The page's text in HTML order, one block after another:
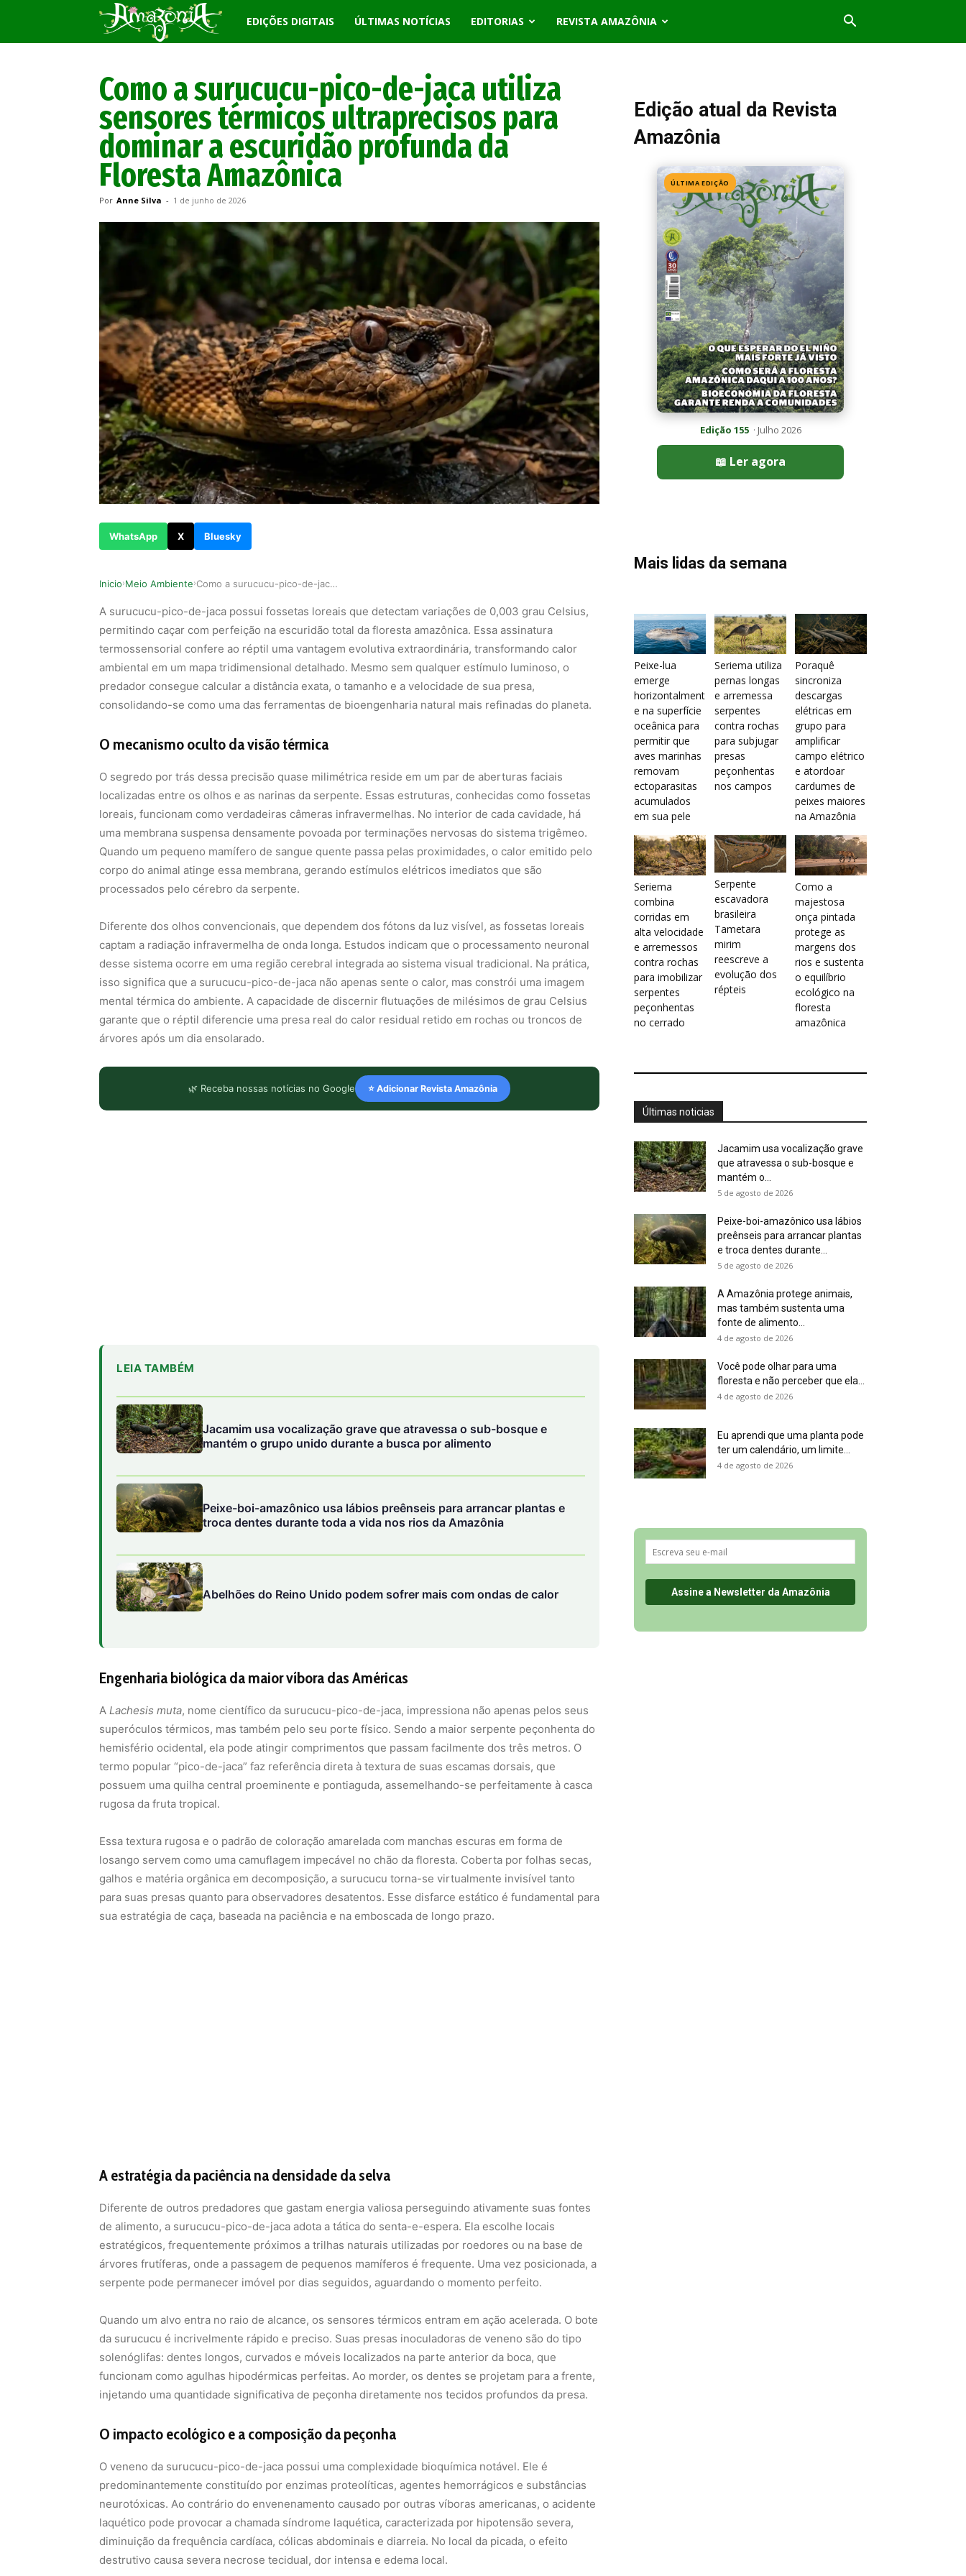
Revista
EDIÇÕES DIGITAIS ÚLTIMAS NOTÍCIAS EDITORIAS REVISTA AMAZÔNIA
Como a surucucu-pico-de-jaca utiliza
sensores térmicos ultraprecisos para
dominar a escuridão profunda da
Floresta Amazônica
Por Anne Silva - 1 de junho de 2026
WhatsApp X Bluesky
Inicio›Meio Ambiente› Como a surucucu-pico-de-jaca utiliza sensores t…
A surucucu-pico-de-jaca possui fossetas loreais que detectam variações de 0,003 grau Celsius,
permitindo caçar com perfeição na escuridão total da floresta amazônica. Essa assinatura
termossensorial confere ao réptil uma vantagem evolutiva extraordinária, transformando calor
ambiental em um mapa tridimensional detalhado. Mesmo sem qualquer estímulo luminoso, o
predador consegue calcular a distância exata, o tamanho e a velocidade de sua presa,
consolidando-se como uma das ferramentas de bioengenharia natural mais refinadas do planeta.
O mecanismo oculto da visão térmica
O segredo por trás dessa precisão quase milimétrica reside em um par de aberturas faciais
localizadas entre os olhos e as narinas da serpente. Essas estruturas, conhecidas como fossetas
loreais, funcionam como verdadeiras câmeras infravermelhas. No interior de cada cavidade, há
uma membrana suspensa densamente povoada por terminações nervosas do sistema trigêmeo.
Quando um pequeno mamífero de sangue quente passa pelas proximidades, o calor emitido pelo
corpo do animal atinge essa membrana, gerando estímulos elétricos imediatos que são
processados pelo cérebro da serpente.
Diferente dos olhos convencionais, que dependem dos fótons da luz visível, as fossetas loreais
captam a radiação infravermelha de onda longa. Estudos indicam que o processamento neuronal
desse sistema ocorre em uma região cerebral integrada ao sistema visual tradicional. Na prática,
isso significa que a surucucu-pico-de-jaca não apenas sente o calor, mas constrói uma imagem
mental térmica do ambiente. A capacidade de discernir flutuações de milésimos de grau Celsius
garante que o réptil diferencie uma presa real do calor residual retido em rochas ou troncos de
árvores após um dia ensolarado.
🌿 Receba nossas notícias no Google ⭐ Adicionar Revista Amazônia
LEIA TAMBÉM
Jacamim usa vocalização grave que atravessa o sub-bosque e
mantém o grupo unido durante a busca por alimento
Peixe-boi-amazônico usa lábios preênseis para arrancar plantas e
troca dentes durante toda a vida nos rios da Amazônia
Abelhões do Reino Unido podem sofrer mais com ondas de calor
Engenharia biológica da maior víbora das Américas
A Lachesis muta, nome científico da surucucu-pico-de-jaca, impressiona não apenas pelos seus
superóculos térmicos, mas também pelo seu porte físico. Sendo a maior serpente peçonhenta do
hemisfério ocidental, ela pode atingir comprimentos que passam facilmente dos três metros. O
termo popular “pico-de-jaca” faz referência direta à textura de suas escamas dorsais, que
possuem uma quilha central proeminente e pontiaguda, assemelhando-se perfeitamente à casca
rugosa da fruta tropical.
Essa textura rugosa e o padrão de coloração amarelada com manchas escuras em forma de
losango servem como uma camuflagem impecável no chão da floresta. Coberta por folhas secas,
galhos e matéria orgânica em decomposição, a surucucu torna-se virtualmente invisível tanto
para suas presas quanto para observadores desatentos. Esse disfarce estático é fundamental para
sua estratégia de caça, baseada na paciência e na emboscada de longo prazo.
A estratégia da paciência na densidade da selva
Diferente de outros predadores que gastam energia valiosa perseguindo ativamente suas fontes
de alimento, a surucucu-pico-de-jaca adota a tática do senta-e-espera. Ela escolhe locais
estratégicos, frequentemente próximos a trilhas naturais utilizadas por roedores ou na base de
árvores frutíferas, onde a passagem de pequenos mamíferos é frequente. Uma vez posicionada, a
serpente pode permanecer imóvel por dias seguidos, aguardando o momento perfeito.
Quando um alvo entra no raio de alcance, os sensores térmicos entram em ação acelerada. O bote
da surucucu é incrivelmente rápido e preciso. Suas presas inoculadoras de veneno são do tipo
solenóglifas: dentes longos, curvados e móveis localizados na parte anterior da boca, que
funcionam como agulhas hipodérmicas perfeitas. Ao morder, os dentes se projetam para a frente,
injetando uma quantidade significativa de peçonha diretamente nos tecidos profundos da presa.
O impacto ecológico e a composição da peçonha
O veneno da surucucu-pico-de-jaca possui uma complexidade bioquímica notável. Ele é
predominantemente constituído por enzimas proteolíticas, agentes hemorrágicos e substâncias
neurotóxicas. Ao contrário do envenenamento causado por outras víboras americanas, o acidente
laquético pode provocar a chamada síndrome laquética, caracterizada por hipotensão severa,
diminuição da frequência cardíaca, cólicas abdominais e diarreia. No local da picada, o efeito
destrutivo causa severa necrose tecidual, dor intensa e edema local.
Edição atual da Revista
Amazônia
ÚLTIMA EDIÇÃO
Edição 155· Julho 2026
📖 Ler agora
Mais lidas da semana
Peixe-lua
emerge
horizontalment
e na superfície
oceânica para
permitir que
aves marinhas
removam
ectoparasitas
acumulados
em sua pele
Seriema utiliza
pernas longas
e arremessa
serpentes
contra rochas
para subjugar
presas
peçonhentas
nos campos
Poraquê
sincroniza
descargas
elétricas em
grupo para
amplificar
campo elétrico
e atordoar
cardumes de
peixes maiores
na Amazônia
Seriema
combina
corridas em
alta velocidade
e arremessos
contra rochas
para imobilizar
serpentes
peçonhentas
no cerrado
Serpente
escavadora
brasileira
Tametara
mirim
reescreve a
evolução dos
répteis
Como a
majestosa
onça pintada
protege as
margens dos
rios e sustenta
o equilíbrio
ecológico na
floresta
amazônica
Últimas noticias
Jacamim usa vocalização grave
que atravessa o sub-bosque e
mantém o...
5 de agosto de 2026
Peixe-boi-amazônico usa lábios
preênseis para arrancar plantas
e troca dentes durante...
5 de agosto de 2026
A Amazônia protege animais,
mas também sustenta uma
fonte de alimento...
4 de agosto de 2026
Você pode olhar para uma
floresta e não perceber que ela...
4 de agosto de 2026
Eu aprendi que uma planta pode
ter um calendário, um limite...
4 de agosto de 2026